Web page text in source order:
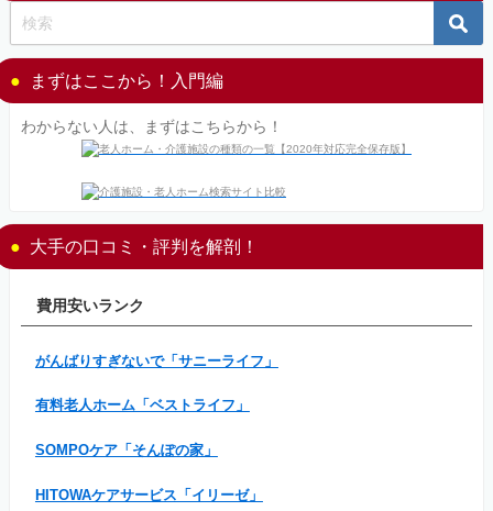
まずはここから！入門編
わからない人は、まずはこちらから！
大手の口コミ・評判を解剖！
費用安いランク
がんばりすぎないで「サニーライフ」
有料老人ホーム「ベストライフ」
SOMPOケア「そんぽの家」
HITOWAケアサービス「イリーゼ」